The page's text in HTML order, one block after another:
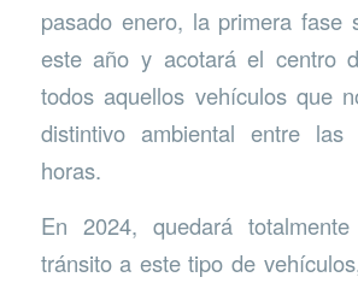
pasado enero, la primera fase
este año y acotará el centro
todos aquellos vehículos que
distintivo ambiental entre
horas.
En 2024, quedará
tránsito a este tipo de